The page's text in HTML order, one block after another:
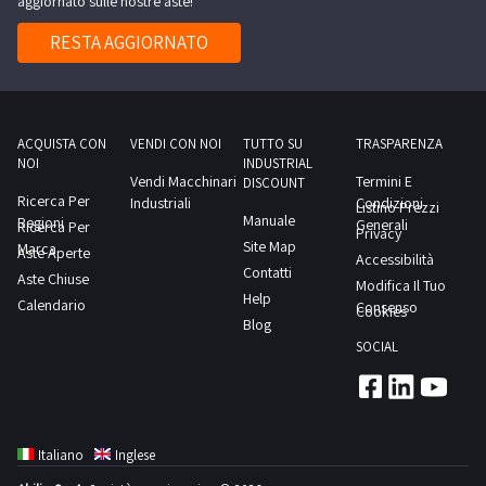
completo
dei
questo
lotto.Beni
venduti
potrebbero
non
taglio
rotondo
sfaccettato
mm
0,90-
1,60/1,90-
misura,
RESTA AGGIORNATO
ACQUISTA CON
NOI
Ricerca Per
Regioni
Ricerca Per
Marca
Aste Aperte
Aste Chiuse
Calendario
VENDI CON NOI
Vendi Macchinari
Industriali
TUTTO SU
INDUSTRIAL
DISCOUNT
Manuale
Site Map
Contatti
Help
Blog
TRASPARENZA
Termini E
Condizioni
Generali
Listino Prezzi
Privacy
Accessibilità
Modifica Il Tuo
Consenso
Cookies
SOCIAL
Italiano
Inglese